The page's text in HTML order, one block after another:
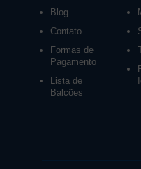
Blog
Contato
Formas de
Pagamento
Lista de
Balcões